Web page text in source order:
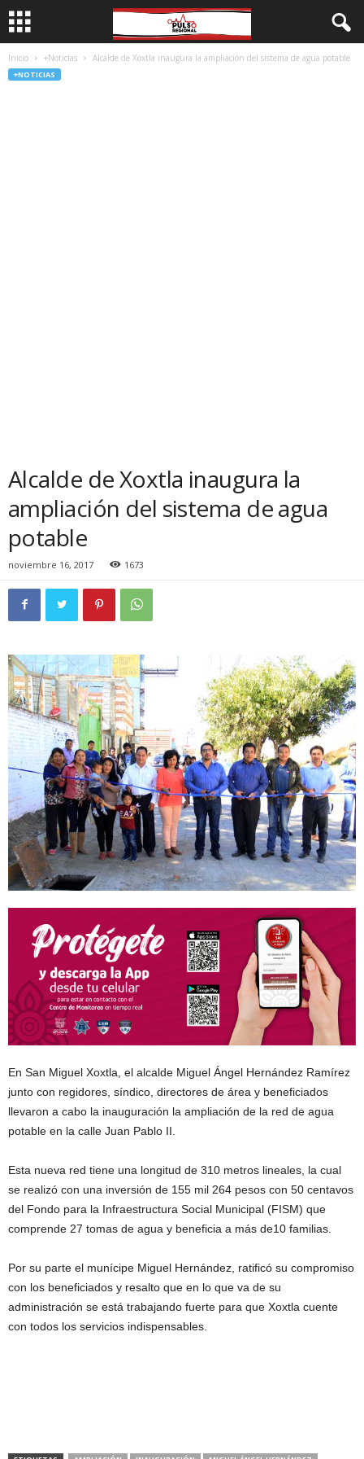
Inicio +Noticias Alcalde de Xoxtla inaugura la ampliación del sistema de agua potable
+NOTICIAS
Alcalde de Xoxtla inaugura la
ampliación del sistema de agua
potable
noviembre 16, 2017 1673
En San Miguel Xoxtla, el alcalde Miguel Ángel Hernández Ramírez
junto con regidores, síndico, directores de área y beneficiados
llevaron a cabo la inauguración la ampliación de la red de agua
potable en la calle Juan Pablo II.
Esta nueva red tiene una longitud de 310 metros lineales, la cual
se realizó con una inversión de 155 mil 264 pesos con 50 centavos
del Fondo para la Infraestructura Social Municipal (FISM) que
comprende 27 tomas de agua y beneficia a más de10 familias.
Por su parte el munícipe Miguel Hernández, ratificó su compromiso
con los beneficiados y resalto que en lo que va de su
administración se está trabajando fuerte para que Xoxtla cuente
con todos los servicios indispensables.